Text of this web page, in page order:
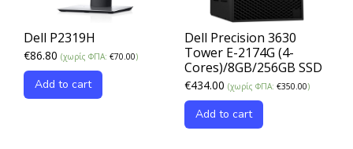
Dell P2319H
€86.80 (χωρίς ΦΠΑ: €70.00)
Add to cart
Dell Precision 3630
Tower E-2174G (4-
Cores)/8GB/256GB SSD
€434.00 (χωρίς ΦΠΑ: €350.00)
Add to cart